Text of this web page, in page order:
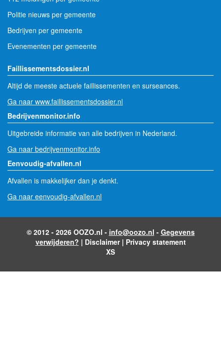
Politie nieuws per gemeente
Bedrijven per gemeente
Evenementen per gemeente
Faillissementsdossier.nl
Altijd de meeste actuele faillissementen en surseances.
Ga naar www.faillissementsdossier.nl
Bedrijvenmonitor.info
Uitgebreide informatie van alle bedrijven in Nederland.
Ga naar bedrijvenmonitor.info
Eenvoudig-afvallen.nl
Afvallen is makkelijker dan je denkt.
Ga naar eenvoudig-afvallen.nl
© 2012 - 2026 OOZO.nl - info@oozo.nl - Gegevens
verwijderen? | Disclaimer| Privacy statement
XS